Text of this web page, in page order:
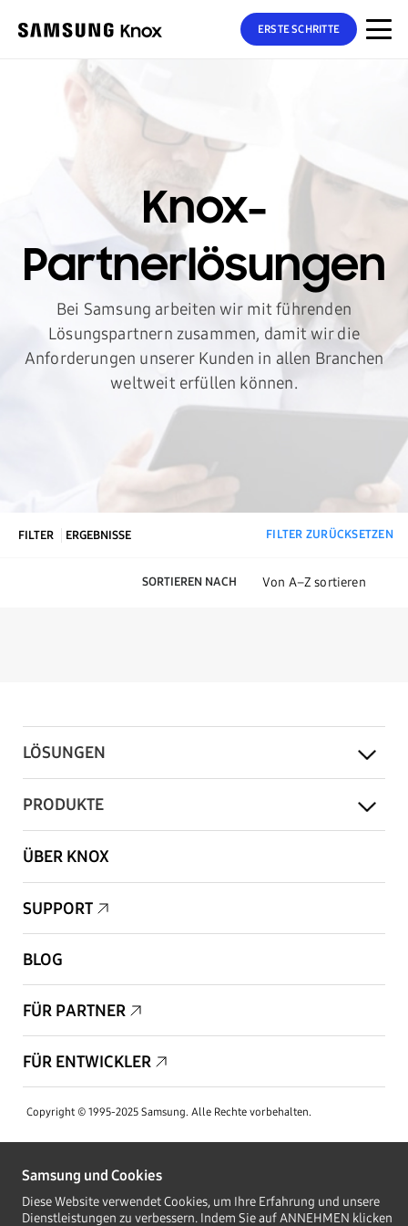
ERSTE SCHRITTE
Knox-
Partnerlösungen
Bei Samsung arbeiten wir mit führenden
Lösungspartnern zusammen, damit wir die
Anforderungen unserer Kunden in allen Branchen
weltweit erfüllen können.
FILTER ERGEBNISSE FILTER ZURÜCKSETZEN
SORTIEREN NACH
LÖSUNGEN
PRODUKTE
ÜBER KNOX
SUPPORT
BLOG
FÜR PARTNER
FÜR ENTWICKLER
Copyright © 1995-2025 Samsung. Alle Rechte vorbehalten.
AUF DEM LAUFENDEN BLEIBEN
Samsung und Cookies
Diese Website verwendet Cookies, um Ihre Erfahrung und unsere
Dienstleistungen zu verbessern. Indem Sie auf ANNEHMEN klicken